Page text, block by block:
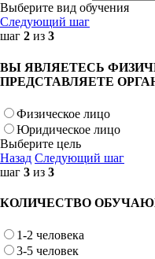
Выберите вид обучения
Следующий шаг
шаг 2 из 3
ВЫ ЯВЛЯЕТЕСЬ
ПРЕДСТАВЛЯЕТЕ
Физическое лицо
Юридическое лицо
Выберите цель
Назад Следующий шаг
шаг 3 из 3
КОЛИЧЕСТВО
1-2 человека
3-5 человек